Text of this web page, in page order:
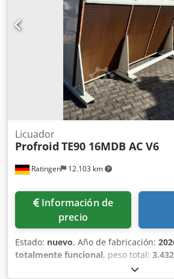
Ratingen 12.103 km
Licuador
Profroid TE90 16MDB AC V6
Información de
precio
Estado: nuevo, Año de fabricación:
totalmente funcional, peso total:
2.391 mm